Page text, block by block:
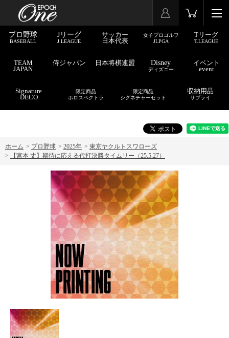
プロ野球
BASEBALL
Jリーグ
J.LEAGUE
サッカー
日本代表
女子プロゴルフ
JLPGA
Tリーグ
T.LEAGUE
TEAM
JAPAN
侍ジャパン 日本将棋連盟 Disney
ディズニー
イベント
event
Signature
DECO
限定商品
ホロスペクトラ
限定商品
シグネチャーセット
収納用品
サプライ
ホーム > プロ野球 > 2025年 > 東京ヤクルトスワローズ
>
【宮本 丈】期待に応える代打決勝タイムリー（25.5.27）